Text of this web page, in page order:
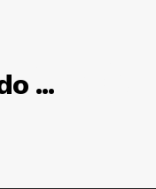
...